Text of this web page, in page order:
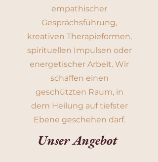
empathischer
Gesprächsführung,
kreativen Therapieformen,
spirituellen Impulsen oder
energetischer Arbeit. Wir
schaffen einen
geschützten Raum, in
dem Heilung auf tiefster
Ebene geschehen darf.
Unser Angebot